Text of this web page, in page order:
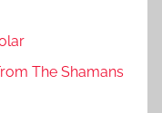
The Shamans